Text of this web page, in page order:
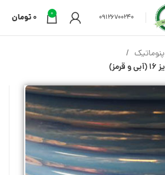
09126700240
0
0تومان